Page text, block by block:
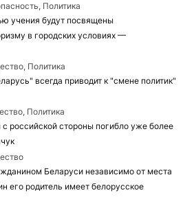
Политика
учения будут посвящены
в городских условиях —
Политика
всегда приводит к "смене политик"
Политика
российской стороны погибло уже более
Беларуси независимо от места
его родитель имеет белорусское